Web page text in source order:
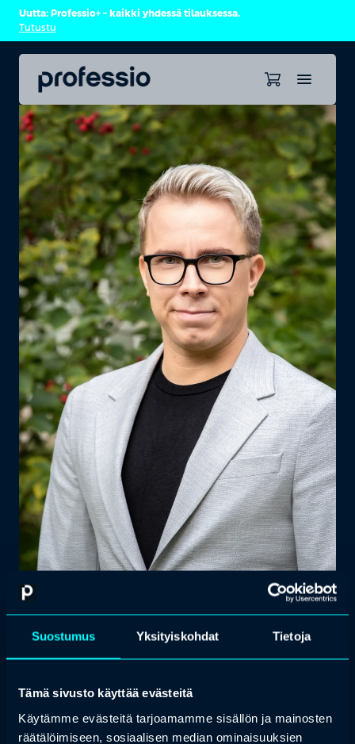
Suostumus Yksityiskohdat Tietoja
Tämä sivusto käyttää evästeitä
Käytämme evästeitä tarjoamamme sisällön ja mainosten
räätälöimiseen, sosiaalisen median ominaisuuksien
Uutta: Professio+ – kaikki yhdessä tilauksessa.
Tutustu
Toni Haapa
tutkimusylihoitaja, TtT, HUS